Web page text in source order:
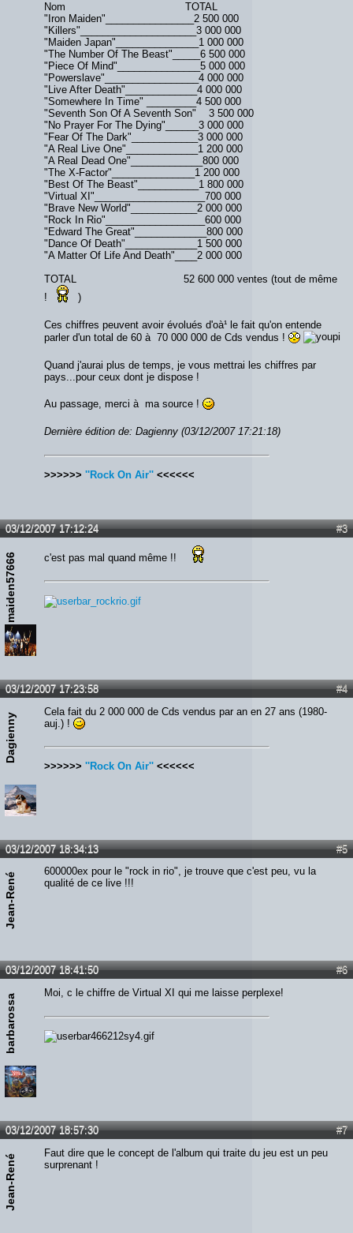
Nom TOTAL
"Iron Maiden"________________2 500 000
"Killers"_____________________3 000 000
"Maiden Japan"_______________1 000 000
"The Number Of The Beast"_____6 500 000
"Piece Of Mind"_______________5 000 000
"Powerslave"_________________4 000 000
"Live After Death"_____________4 000 000
"Somewhere In Time" _________4 500 000
"Seventh Son Of A Seventh Son" 3 500 000
"No Prayer For The Dying"______3 000 000
"Fear Of The Dark"____________3 000 000
"A Real Live One"_____________1 200 000
"A Real Dead One"_____________800 000
"The X-Factor"_______________1 200 000
"Best Of The Beast"___________1 800 000
"Virtual XI"____________________700 000
"Brave New World"____________2 000 000
"Rock In Rio"__________________600 000
"Edward The Great"_____________800 000
"Dance Of Death"_____________1 500 000
"A Matter Of Life And Death"____2 000 000
TOTAL 52 600 000 ventes (tout de même
!
)
Ces chiffres peuvent avoir évolués d'oà¹ le fait qu'on entende
parler d'un total de 60 à 70 000 000 de Cds vendus !
Quand j'aurai plus de temps, je vous mettrai les chiffres par
pays...pour ceux dont je dispose !
Au passage, merci à ma source !
Dernière édition de: Dagienny (03/12/2007 17:21:18)
>>>>>> ''Rock On Air'' <<<<<<
#3
03/12/2007 17:12:24
maiden57666 c'est pas mal quand même !!
#4
03/12/2007 17:23:58
Dagienny
Cela fait du 2 000 000 de Cds vendus par an en 27 ans (1980-
auj.) !
>>>>>> ''Rock On Air'' <<<<<<
#5
03/12/2007 18:34:13
Jean-René
600000ex pour le "rock in rio", je trouve que c'est peu, vu la
qualité de ce live !!!
#6
03/12/2007 18:41:50
barbarossa
Moi, c le chiffre de Virtual XI qui me laisse perplexe!
#7
03/12/2007 18:57:30
Jean-René
Faut dire que le concept de l'album qui traite du jeu est un peu
surprenant !